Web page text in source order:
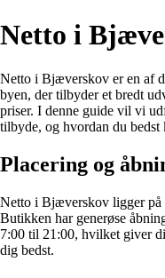
Netto i
Netto i Bjæverskov er en af
byen, der tilbyder et bredt
priser. I denne guide vil vi
tilbyde, og hvordan du
Placering og
Netto i Bjæverskov ligger
Butikken har generøse
7:00 til 21:00, hvilket giver
dig bedst.